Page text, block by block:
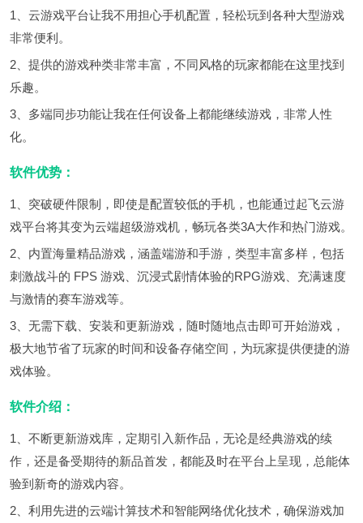
1、云游戏平台让我不用担心手机配置，轻松玩到各种大型游戏
非常便利。
2、提供的游戏种类非常丰富，不同风格的玩家都能在这里找到
乐趣。
3、多端同步功能让我在任何设备上都能继续游戏，非常人性
化。
软件优势：
1、突破硬件限制，即使是配置较低的手机，也能通过起飞云游
戏平台将其变为云端超级游戏机，畅玩各类3A大作和热门游戏。
2、内置海量精品游戏，涵盖端游和手游，类型丰富多样，包括
刺激战斗的 FPS 游戏、沉浸式剧情体验的RPG游戏、充满速度
与激情的赛车游戏等。
3、无需下载、安装和更新游戏，随时随地点击即可开始游戏，
极大地节省了玩家的时间和设备存储空间，为玩家提供便捷的游
戏体验。
软件介绍：
1、不断更新游戏库，定期引入新作品，无论是经典游戏的续
作，还是备受期待的新品首发，都能及时在平台上呈现，总能体
验到新奇的游戏内容。
2、利用先进的云端计算技术和智能网络优化技术，确保游戏加